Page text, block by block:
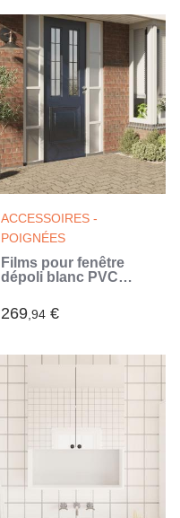
ACCESSOIRES -
POIGNÉES
Films pour fenêtre
dépoli blanc PVC
269,94 €